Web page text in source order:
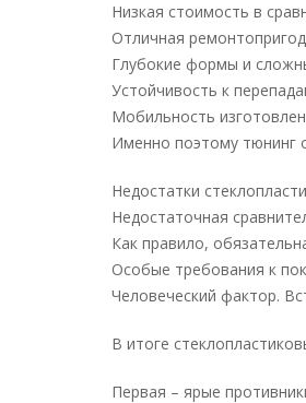
Низкая стоимость в
Отличная
Глубокие формы и
Устойчивость к
Мобильность
Именно поэтому тюнинг
Недостатки
Недостаточная
Как правило,
Особые требования к
Человеческий фактор.
В итоге
Первая – ярые